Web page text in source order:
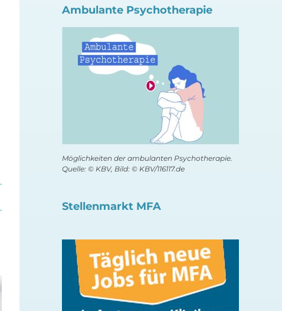
Ambulante Psychotherapie
Möglichkeiten der ambulanten Psychotherapie.
Quelle: © KBV, Bild: © KBV/116117.de
Stellenmarkt MFA